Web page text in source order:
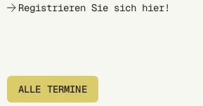
Registrieren Sie sich hier!
ALLE TERMINE